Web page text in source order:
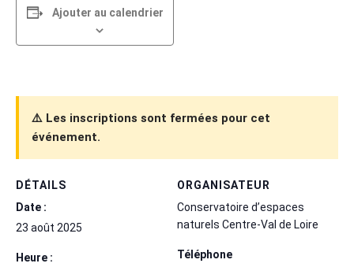
Ajouter au calendrier
⚠️ Les inscriptions sont fermées pour cet
événement.
DÉTAILS
Date :
23 août 2025
Heure :
ORGANISATEUR
Conservatoire d’espaces
naturels Centre-Val de Loire
Téléphone